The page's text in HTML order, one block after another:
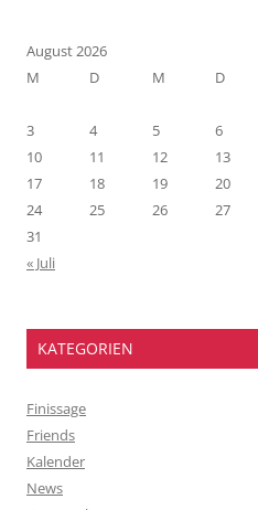
August 2026
M
D M D
3
4 5 6
10
11 12 13
17
18 19 20
24
25 26 27
31
« Juli
KATEGORIEN
Finissage
Friends
Kalender
News